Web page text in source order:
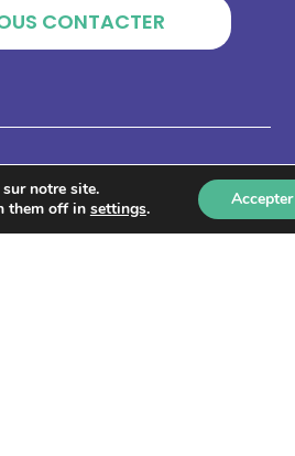
CONTACTER
sommes-nous ?
de ressources
notre site.
them off in settings. Accepter